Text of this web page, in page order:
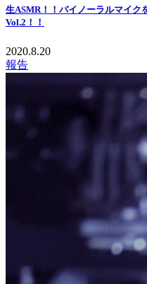
生ASMR！！バイノーラルマイ
Vol.2！！
2020.8.20
報告